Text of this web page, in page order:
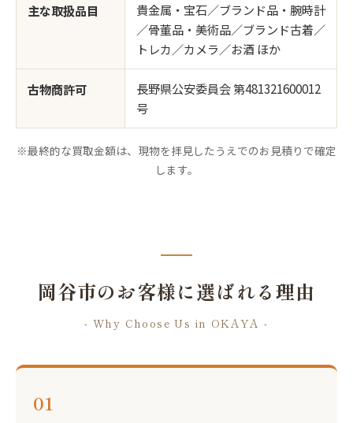
主な取扱品目
貴金属・宝石／ブランド品・腕時計
／骨董品・美術品／ブランド古着／
トレカ／カメラ／お酒 ほか
古物商許可
長野県公安委員会 第481321600012
号
※最終的な買取金額は、現物を拝見したうえでのお見積りで確定
します。
岡谷市のお客様に選ばれる理由
- Why Choose Us in OKAYA -
01